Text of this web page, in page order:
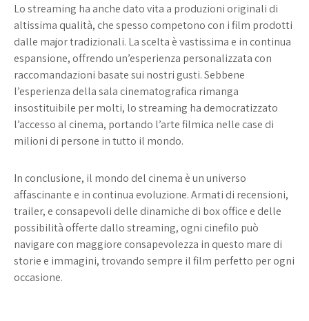
Lo streaming ha anche dato vita a produzioni originali di
altissima qualità, che spesso competono con i film prodotti
dalle major tradizionali. La scelta è vastissima e in continua
espansione, offrendo un’esperienza personalizzata con
raccomandazioni basate sui nostri gusti. Sebbene
l’esperienza della sala cinematografica rimanga
insostituibile per molti, lo streaming ha democratizzato
l’accesso al cinema, portando l’arte filmica nelle case di
milioni di persone in tutto il mondo.
In conclusione, il mondo del cinema è un universo
affascinante e in continua evoluzione. Armati di recensioni,
trailer, e consapevoli delle dinamiche di box office e delle
possibilità offerte dallo streaming, ogni cinefilo può
navigare con maggiore consapevolezza in questo mare di
storie e immagini, trovando sempre il film perfetto per ogni
occasione.